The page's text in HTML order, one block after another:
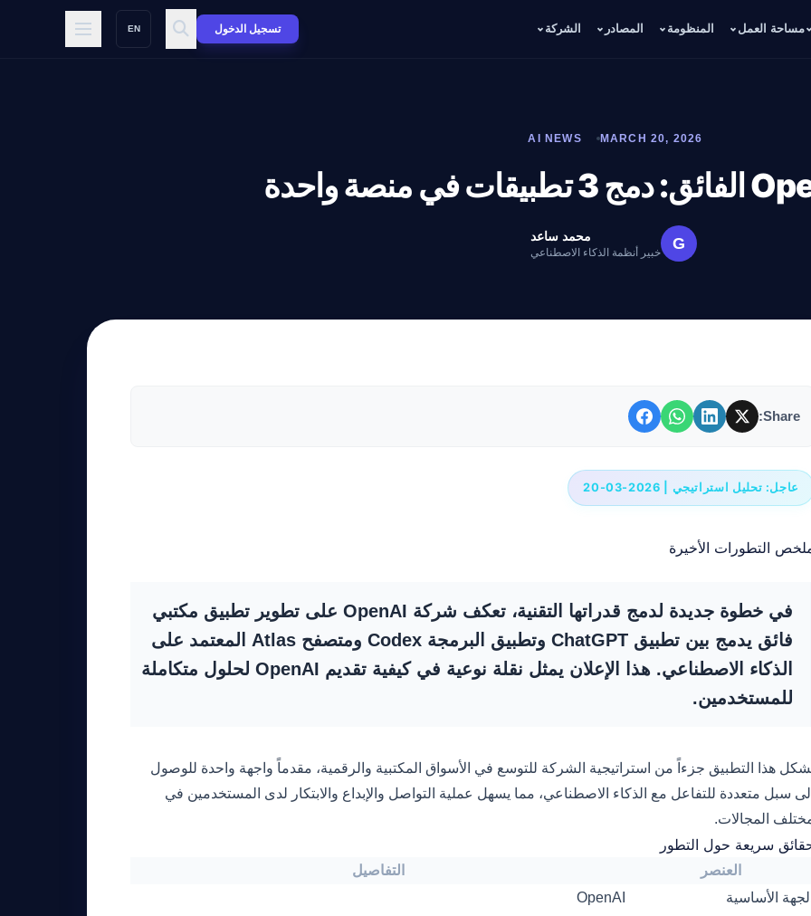
مساحة العمل المنظومة المصادر الشركة تسجيل الدخول EN
MARCH 20, 2026
AI NEWS
G محمد ساعد
خبير أنظمة الذكاء الاصطناعي
Share:
عاجل: تحليل استراتيجي | 2026-03-20
التطورات الأخيرة
في خطوة جديدة لدمج قدراتها التقنية، تعكف شركة OpenAI على تطوير تطبيق مكتبي
فائق يدمج بين تطبيق ChatGPT وتطبيق البرمجة Codex ومتصفح Atlas المعتمد على
الذكاء الاصطناعي. هذا الإعلان يمثل نقلة نوعية في كيفية تقديم OpenAI لحلول متكاملة
للمستخدمين.
هذا التطبيق جزءاً من استراتيجية الشركة للتوسع في الأسواق المكتبية والرقمية، مقدماً واجهة واحدة للوصول
إلى سبل متعددة للتفاعل مع الذكاء الاصطناعي، مما يسهل عملية التواصل والإبداع والابتكار لدى المستخدمين في
المجالات.
سريعة حول التطور
العنصر
التفاصيل
الجهة الأساسية
OpenAI